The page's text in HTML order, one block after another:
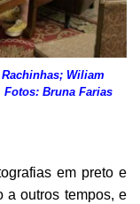
Wiliam
Bruna Farias
em preto e
a outros tempos, e